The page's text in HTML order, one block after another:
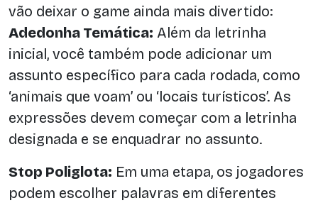
vão deixar o game ainda mais divertido:
Adedonha Temática: Além da letrinha
inicial, você também pode adicionar um
assunto específico para cada rodada, como
‘animais que voam’ ou ‘locais turísticos’. As
expressões devem começar com a letrinha
designada e se enquadrar no assunto.
Stop Poliglota: Em uma etapa, os jogadores
podem escolher palavras em diferentes